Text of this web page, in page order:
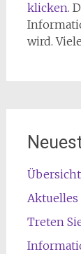
klicken.
wird.
Aktuelles
Treten